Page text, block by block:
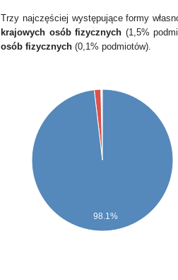
Trzy najczęściej występujące formy
krajowych osób fizycznych (1,5%
osób fizycznych (0,1% podmiotów).
98.1%